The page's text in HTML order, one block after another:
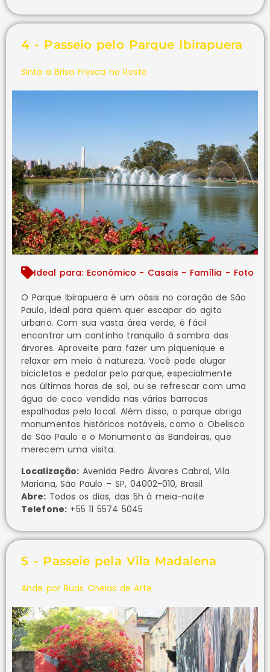
4 - Passeio pelo Parque Ibirapuera
Sinta a Brisa Fresca no Rosto
Ideal para: Econômico - Casais - Família - Foto
O Parque Ibirapuera é um oásis no coração de São
Paulo, ideal para quem quer escapar do agito
urbano. Com sua vasta área verde, é fácil
encontrar um cantinho tranquilo à sombra das
árvores. Aproveite para fazer um piquenique e
relaxar em meio à natureza. Você pode alugar
bicicletas e pedalar pelo parque, especialmente
nas últimas horas de sol, ou se refrescar com uma
água de coco vendida nas várias barracas
espalhadas pelo local. Além disso, o parque abriga
monumentos históricos notáveis, como o Obelisco
de São Paulo e o Monumento às Bandeiras, que
merecem uma visita.
Localização: Avenida Pedro Álvares Cabral, Vila
Mariana, São Paulo – SP, 04002-010, Brasil
Abre: Todos os dias, das 5h à meia-noite
Telefone:+55 11 5574 5045
5 - Passeie pela Vila Madalena
Ande por Ruas Cheias de Arte